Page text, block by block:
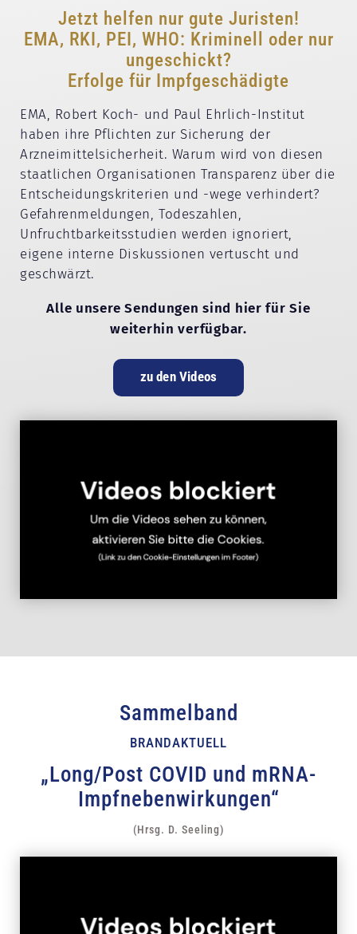
Jetzt helfen nur gute Juristen!
EMA, RKI, PEI, WHO: Kriminell oder nur
ungeschickt?
Erfolge für Impfgeschädigte
EMA, Robert Koch- und Paul Ehrlich-Institut
haben ihre Pflichten zur Sicherung der
Arzneimittelsicherheit. Warum wird von diesen
staatlichen Organisationen Transparenz über die
Entscheidungskriterien und -wege verhindert?
Gefahrenmeldungen, Todeszahlen,
Unfruchtbarkeitsstudien werden ignoriert,
eigene interne Diskussionen vertuscht und
geschwärzt.
Alle unsere Sendungen sind hier für Sie
weiterhin verfügbar.
zu den Videos
Sammelband
BRANDAKTUELL
„Long/Post COVID und mRNA-
Impfnebenwirkungen“
(Hrsg. D. Seeling)